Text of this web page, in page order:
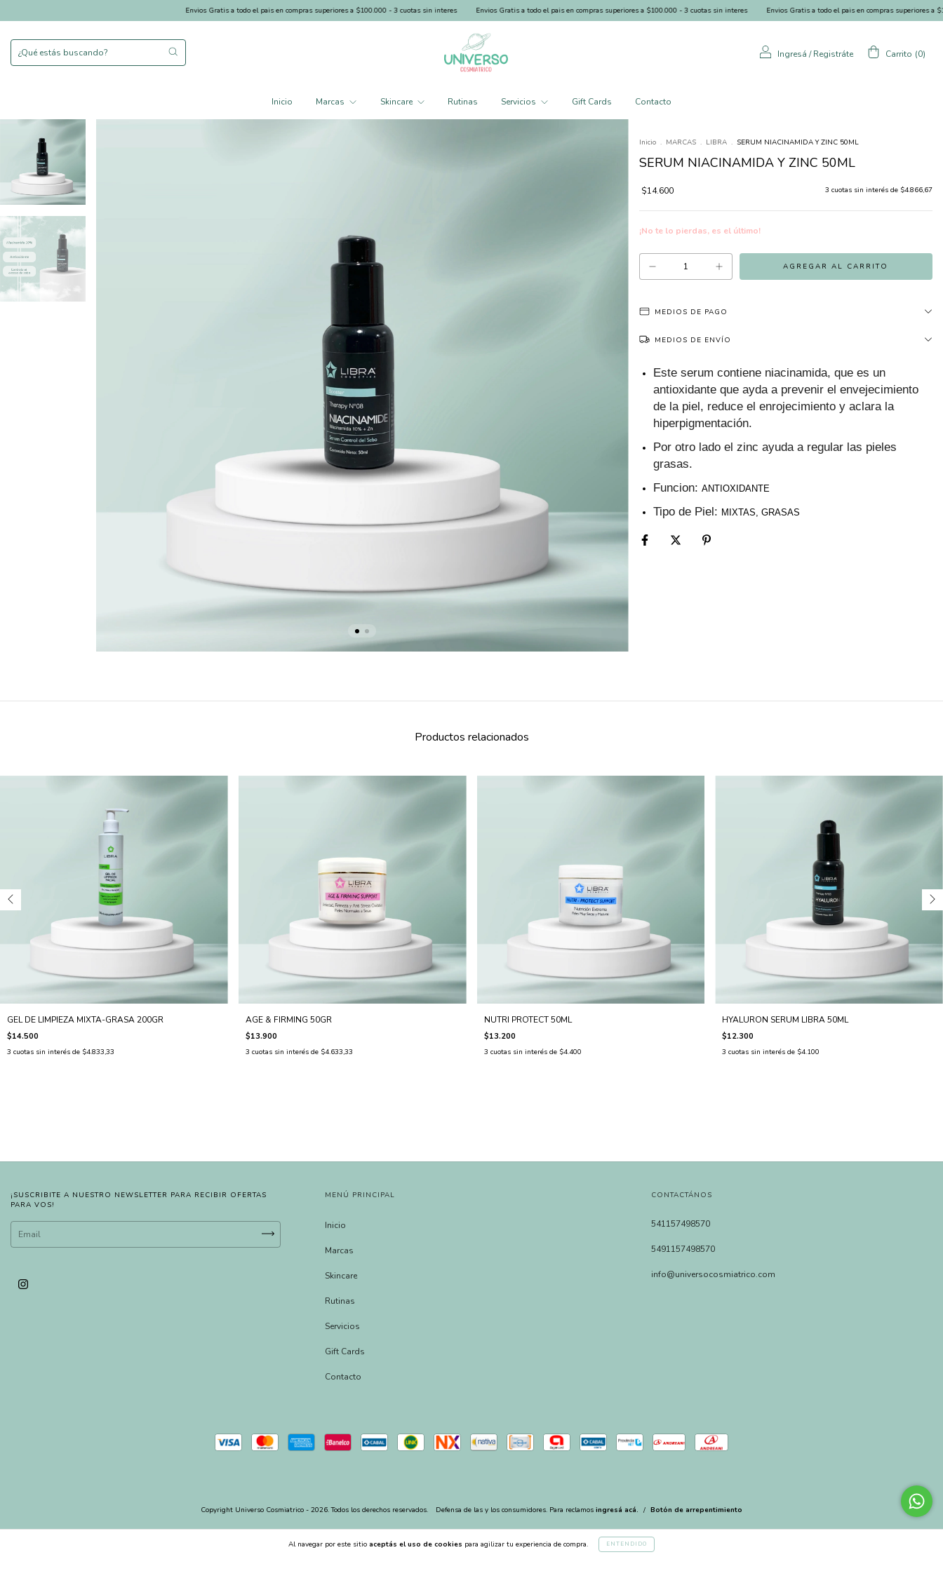
Envios Gratis a todo el pais en compras superiores a $100.000 - 3 cuotas sin interes Envios Gratis a todo el pais en compras superiores a $100.000 - 3 cuotas sin interes Envios Gratis a todo el pais en compras superiores a $100.000
Ingresá /Registráte Carrito (0)
Inicio Marcas Skincare Rutinas Servicios Gift Cards Contacto
Al navegar por este sitio aceptás el uso de cookies para agilizar tu experiencia de compra. ENTENDIDO
Inicio . MARCAS . LIBRA . SERUM NIACINAMIDA Y ZINC 50ML
SERUM NIACINAMIDA Y ZINC 50ML
$14.600 3 cuotas sin interés de $4.866,67
¡No te lo pierdas, es el último!
MEDIOS DE PAGO
MEDIOS DE ENVÍO
Este serum contiene niacinamida, que es un
antioxidante que ayda a prevenir el envejecimiento
de la piel, reduce el enrojecimiento y aclara la
hiperpigmentación.
Por otro lado el zinc ayuda a regular las pieles
grasas.
Funcion: ANTIOXIDANTE
Tipo de Piel: MIXTAS, GRASAS
Productos relacionados
GEL DE LIMPIEZA MIXTA-GRASA 200GR
$14.500
3 cuotas sin interés de $4.833,33
AGE & FIRMING 50GR
$13.900
3 cuotas sin interés de $4.633,33
NUTRI PROTECT 50ML
$13.200
3 cuotas sin interés de $4.400
HYALURON SERUM LIBRA 50ML
$12.300
3 cuotas sin interés de $4.100
¡SUSCRIBITE A NUESTRO NEWSLETTER PARA RECIBIR OFERTAS
PARA VOS!
MENÚ PRINCIPAL
Inicio
Marcas
Skincare
Rutinas
Servicios
Gift Cards
Contacto
CONTACTÁNOS
541157498570
5491157498570
info@universocosmiatrico.com
Copyright Universo Cosmiatrico - 2026. Todos los derechos reservados. Defensa de las y los consumidores. Para reclamos ingresá acá. / Botón de arrepentimiento